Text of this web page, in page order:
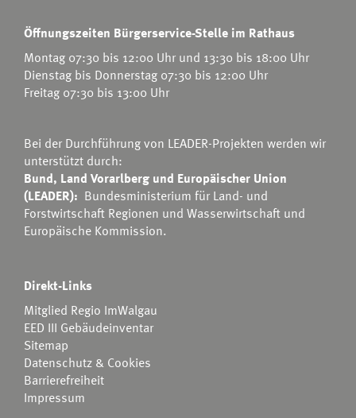
Öffnungszeiten Bürgerservice-Stelle im Rathaus
Montag 07:30 bis 12:00 Uhr und 13:30 bis 18:00 Uhr
Dienstag bis Donnerstag 07:30 bis 12:00 Uhr
Freitag 07:30 bis 13:00 Uhr
Bei der Durchführung von LEADER-Projekten werden wir
unterstützt durch:
Bund, Land Vorarlberg und Europäischer Union
(LEADER): Bundesministerium für Land- und
Forstwirtschaft Regionen und Wasserwirtschaft und
Europäische Kommission.
Direkt-Links
Mitglied Regio ImWalgau
EED III Gebäudeinventar
Sitemap
Datenschutz & Cookies
Barrierefreiheit
Impressum